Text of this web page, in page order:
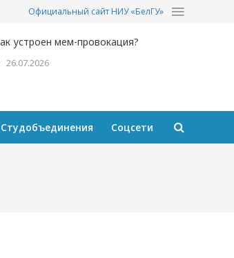
Официальный сайт НИУ «БелГУ»
устроен мем-провокация?
26.07.2026
Студобъединения Соцсети